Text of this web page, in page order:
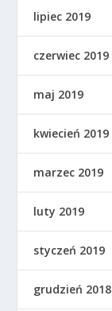
lipiec 2019
czerwiec 2019
maj 2019
kwiecień 2019
marzec 2019
luty 2019
styczeń 2019
grudzień 2018